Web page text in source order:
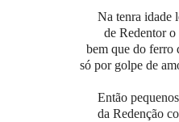
Na tenra idade
de Redentor o
bem que do ferro
só por golpe de
Então
da Redenção